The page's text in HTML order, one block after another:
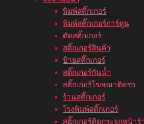
พิมพ์สติ๊กเกอร์
พิมพ์สติ๊กเกอร์การ์ตูน
ตัดสติ๊กเกอร์
สติ๊กเกอร์สินค้า
ป้ายสติ๊กเกอร์
สติ๊กเกอร์กันน้ำ
สติ๊กเกอร์โฆษณาติดรถ
ร้านสติ๊กเกอร์
โรงพิมพ์สติ๊กเกอร์
สติ๊กเกอร์ติดกระจกหน้าร้